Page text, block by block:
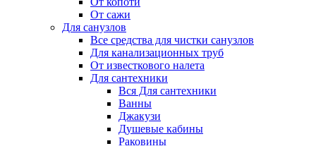
От сажи
Для санузлов
Все средства для чистки санузлов
Для канализационных труб
От известкового налета
Для сантехники
Вся Для сантехники
Ванны
Джакузи
Душевые кабины
Раковины